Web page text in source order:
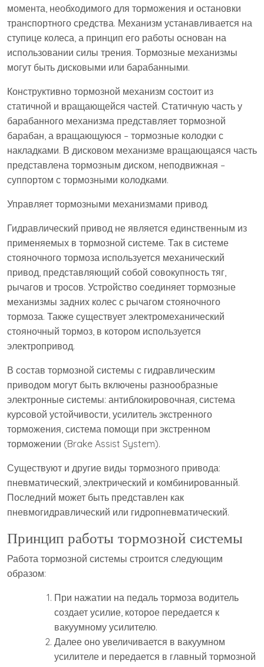
момента, необходимого для торможения и остановки
транспортного средства. Механизм устанавливается на
ступице колеса, а принцип его работы основан на
использовании силы трения. Тормозные механизмы
могут быть дисковыми или барабанными.
Конструктивно тормозной механизм состоит из
статичной и вращающейся частей. Статичную часть у
барабанного механизма представляет тормозной
барабан, а вращающуюся – тормозные колодки с
накладками. В дисковом механизме вращающаяся часть
представлена тормозным диском, неподвижная –
суппортом с тормозными колодками.
Управляет тормозными механизмами привод.
Гидравлический привод не является единственным из
применяемых в тормозной системе. Так в системе
стояночного тормоза используется механический
привод, представляющий собой совокупность тяг,
рычагов и тросов. Устройство соединяет тормозные
механизмы задних колес с рычагом стояночного
тормоза. Также существует электромеханический
стояночный тормоз, в котором используется
электропривод.
В состав тормозной системы с гидравлическим
приводом могут быть включены разнообразные
электронные системы: антиблокировочная, система
курсовой устойчивости, усилитель экстренного
торможения, система помощи при экстренном
торможении (Brake Assist System).
Существуют и другие виды тормозного привода:
пневматический, электрический и комбинированный.
Последний может быть представлен как
пневмогидравлический или гидропневматический.
Принцип работы тормозной системы
Работа тормозной системы строится следующим
образом:
При нажатии на педаль тормоза водитель
создает усилие, которое передается к
вакуумному усилителю.
Далее оно увеличивается в вакуумном
усилителе и передается в главный тормозной